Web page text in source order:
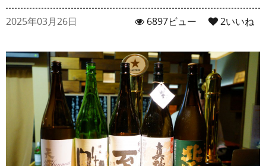
2025年03月26日 2いいね
6897ビュー